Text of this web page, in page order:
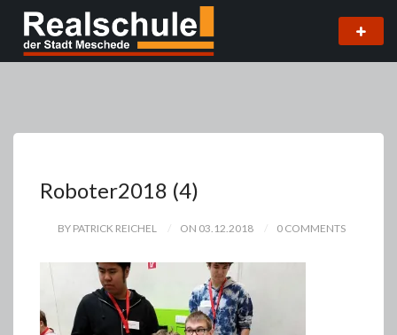
Roboter2018 (4)
BY PATRICK REICHEL ON 03.12.2018 0 COMMENTS